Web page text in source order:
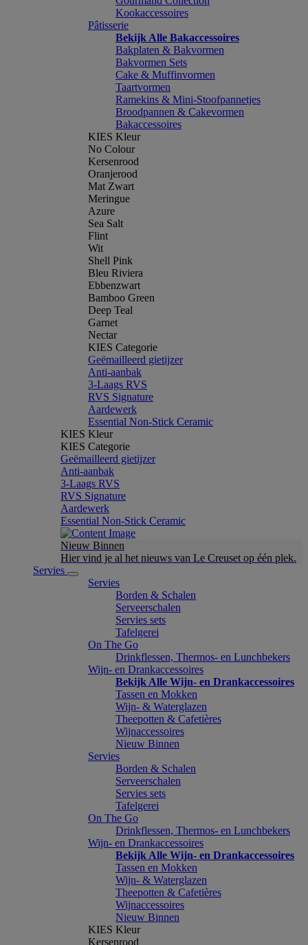
Kookaccessoires
Pâtisserie
Bekijk Alle Bakaccessoires
Bakplaten & Bakvormen
Bakvormen Sets
Cake & Muffinvormen
Taartvormen
Ramekins & Mini-Stoofpannetjes
Broodpannen & Cakevormen
Bakaccessoires
KIES Kleur
No Colour
Kersenrood
Oranjerood
Mat Zwart
Meringue
Azure
Sea Salt
Flint
Wit
Shell Pink
Bleu Riviera
Ebbenzwart
Bamboo Green
Deep Teal
Garnet
Nectar
KIES Categorie
Geëmailleerd gietijzer
Anti-aanbak
3-Laags RVS
RVS Signature
Aardewerk
Essential Non-Stick Ceramic
KIES Kleur
KIES Categorie
Geëmailleerd gietijzer
Anti-aanbak
3-Laags RVS
RVS Signature
Aardewerk
Essential Non-Stick Ceramic
Nieuw Binnen
Hier vind je al het nieuws van Le Creuset op één plek.
Servies
Servies
Borden & Schalen
Serveerschalen
Servies sets
Tafelgerei
On The Go
Drinkflessen, Thermos- en Lunchbekers
Wijn- en Drankaccessoires
Bekijk Alle Wijn- en Drankaccessoires
Tassen en Mokken
Wijn- & Waterglazen
Theepotten & Cafetières
Wijnaccessoires
Nieuw Binnen
Servies
Borden & Schalen
Serveerschalen
Servies sets
Tafelgerei
On The Go
Drinkflessen, Thermos- en Lunchbekers
Wijn- en Drankaccessoires
Bekijk Alle Wijn- en Drankaccessoires
Tassen en Mokken
Wijn- & Waterglazen
Theepotten & Cafetières
Wijnaccessoires
Nieuw Binnen
KIES Kleur
Kersenrood